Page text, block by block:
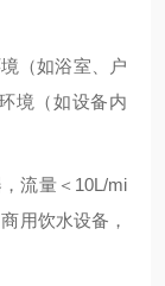
（如浴室、户
境（如设备内
流量＜10L/mi
用饮水设备，